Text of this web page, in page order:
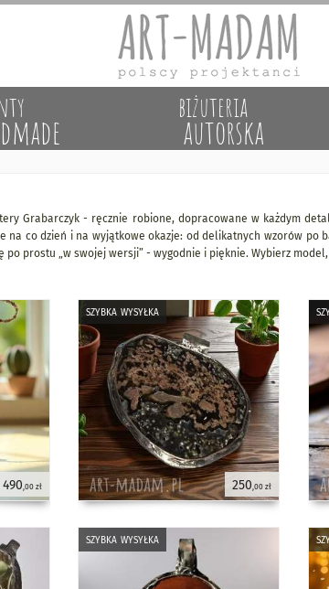
biżuteria
autorska
Grabarczyk - ręcznie robione, dopracowane w każdym
na co dzień i na wyjątkowe okazje: od delikatnych wzorów
po prostu „w swojej wersji” - wygodnie i pięknie. Wybierz
490,00 zł
szybka wysyłka
250,00 zł
szybka wysyłka